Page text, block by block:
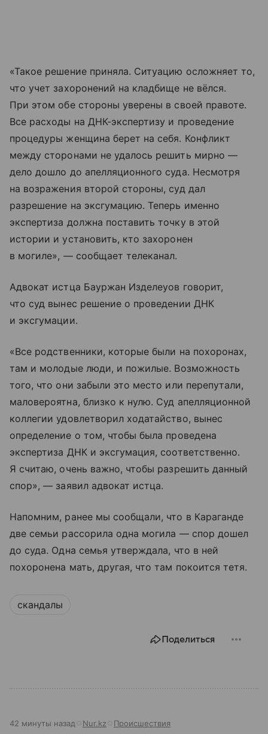
«Такое решение приняла. Ситуацию осложняет то,
что учет захоронений на кладбище не вёлся.
При этом обе стороны уверены в своей правоте.
Все расходы на ДНК-экспертизу и проведение
процедуры женщина берет на себя. Конфликт
между сторонами не удалось решить мирно —
дело дошло до апелляционного суда. Несмотря
на возражения второй стороны, суд дал
разрешение на эксгумацию. Теперь именно
экспертиза должна поставить точку в этой
истории и установить, кто захоронен
в могиле», — сообщает телеканал.
Адвокат истца Бауржан Изделеуов говорит,
что суд вынес решение о проведении ДНК
и эксгумации.
«Все родственники, которые были на похоронах,
там и молодые люди, и пожилые. Возможность
того, что они забыли это место или перепутали,
маловероятна, близко к нулю. Суд апелляционной
коллегии удовлетворил ходатайство, вынес
определение о том, чтобы была проведена
экспертиза ДНК и эксгумация, соответственно.
Я считаю, очень важно, чтобы разрешить данный
спор», — заявил адвокат истца.
Напомним, ранее мы сообщали, что в Караганде
две семьи рассорила одна могила — спор дошел
до суда. Одна семья утверждала, что в ней
похоронена мать, другая, что там покоится тетя.
скандалы
Поделиться
42 минуты назад Nur.kz Происшествия